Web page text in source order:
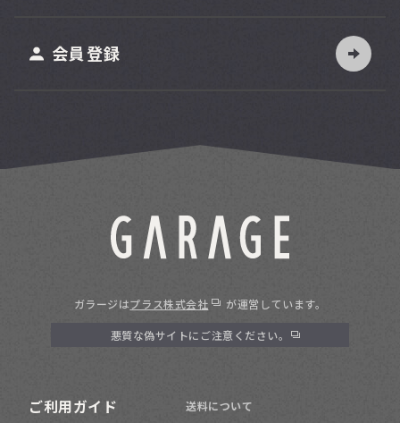
会員登録
ガラージはプラス株式会社 が運営しています。
悪質な偽サイトにご注意ください。
ご利用ガイド
送料について